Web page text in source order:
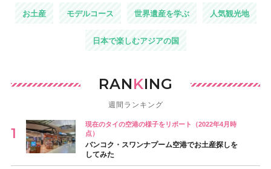
お土産 モデルコース 世界遺産を学ぶ 人気観光地
日本で楽しむアジアの国
RANKING
週間ランキング
現在のタイの空港の様子をリポート（2022年4月時
点）
バンコク・スワンナプーム空港でお土産探しを
してみた